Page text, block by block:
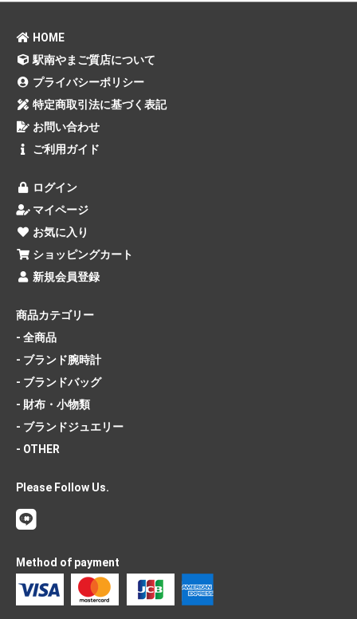
HOME
駅南やまご質店について
プライバシーポリシー
特定商取引法に基づく表記
お問い合わせ
ご利用ガイド
ログイン
マイページ
お気に入り
ショッピングカート
新規会員登録
商品カテゴリー
- 全商品
- ブランド腕時計
- ブランドバッグ
- 財布・小物類
- ブランドジュエリー
- OTHER
Please Follow Us.
Method of payment